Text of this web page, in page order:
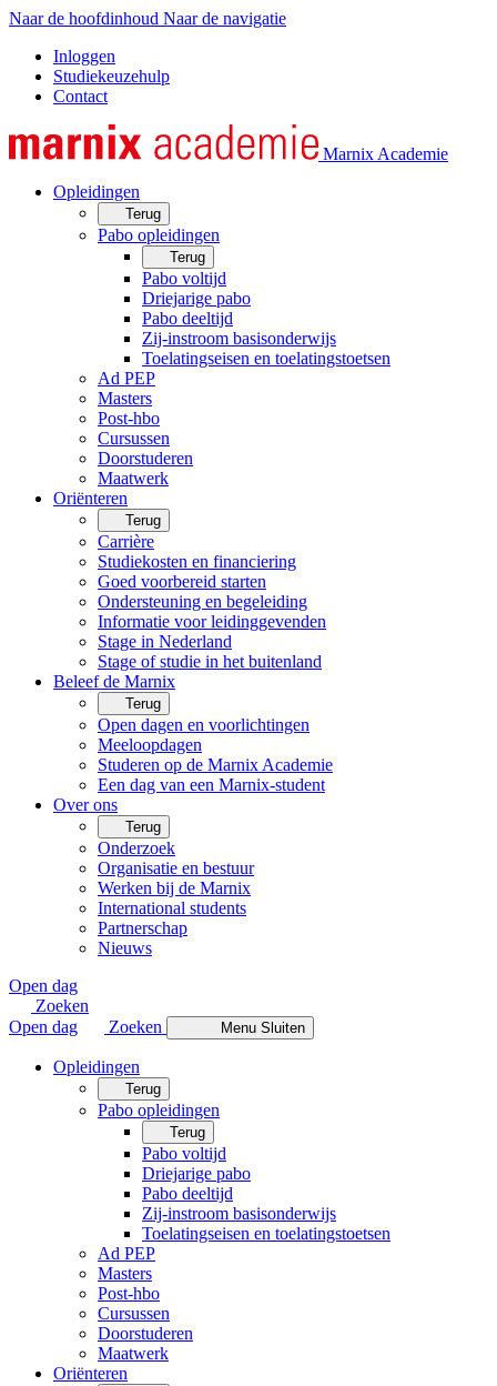
Naar de hoofdinhoud Naar de navigatie
Inloggen
Studiekeuzehulp
Contact
Marnix Academie
Opleidingen
Terug
Pabo opleidingen
Terug
Pabo voltijd
Driejarige pabo
Pabo deeltijd
Zij-instroom basisonderwijs
Toelatingseisen en toelatingstoetsen
Ad PEP
Masters
Post-hbo
Cursussen
Doorstuderen
Maatwerk
Oriënteren
Terug
Carrière
Studiekosten en financiering
Goed voorbereid starten
Ondersteuning en begeleiding
Informatie voor leidinggevenden
Stage in Nederland
Stage of studie in het buitenland
Beleef de Marnix
Terug
Open dagen en voorlichtingen
Meeloopdagen
Studeren op de Marnix Academie
Een dag van een Marnix-student
Over ons
Terug
Onderzoek
Organisatie en bestuur
Werken bij de Marnix
International students
Partnerschap
Nieuws
Open dag
Zoeken
Open dag
Zoeken Menu Sluiten
Opleidingen
Terug
Pabo opleidingen
Terug
Pabo voltijd
Driejarige pabo
Pabo deeltijd
Zij-instroom basisonderwijs
Toelatingseisen en toelatingstoetsen
Ad PEP
Masters
Post-hbo
Cursussen
Doorstuderen
Maatwerk
Oriënteren